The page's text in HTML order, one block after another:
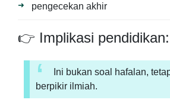
pengecekan akhir
👉 Implikasi pendidikan:
Ini bukan soal hafalan,
berpikir ilmiah.